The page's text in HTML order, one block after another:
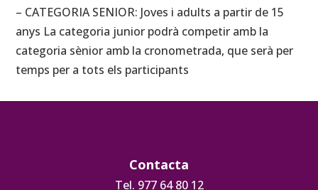
– CATEGORIA SENIOR: Joves i adults a partir de 15
anys La categoria junior podrà competir amb la
categoria sènior amb la cronometrada, que serà per
temps per a tots els participants
Contacta
Tel. 977 64 80 12